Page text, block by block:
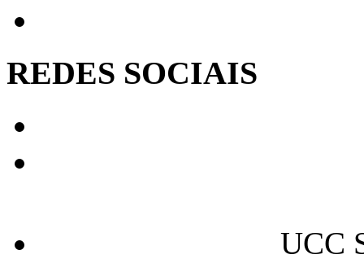
REDES SOCIAIS
UCC